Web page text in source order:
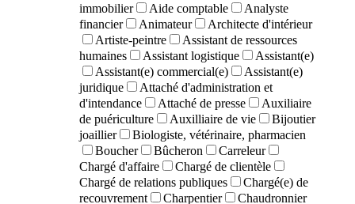
immobilier
Aide comptable
Analyste
financier
Animateur
Architecte d'intérieur
Artiste-peintre
Assistant de ressources
humaines
Assistant logistique
Assistant(e)
Assistant(e) commercial(e)
Assistant(e)
juridique
Attaché d'administration et
d'intendance
Attaché de presse
Auxiliaire
de puériculture
Auxilliaire de vie
Bijoutier
joaillier
Biologiste, vétérinaire, pharmacien
Boucher
Bûcheron
Carreleur
Chargé d'affaire
Chargé de clientèle
Chargé de relations publiques
Chargé(e) de
recouvrement
Charpentier
Chaudronnier